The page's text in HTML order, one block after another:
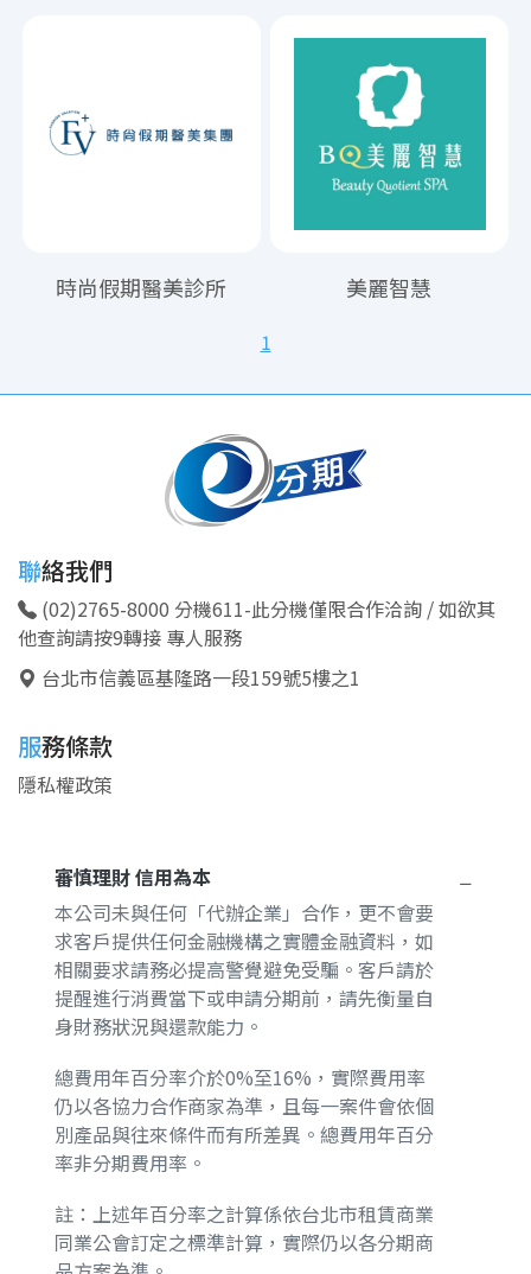
時尚假期醫美診所 美麗智慧
1
聯絡我們
(02)2765-8000 分機611-此分機僅限合作洽詢 / 如欲其
他查詢請按9轉接 專人服務
台北市信義區基隆路一段159號5樓之1
服務條款
隱私權政策
審慎理財 信用為本
本公司未與任何「代辦企業」合作，更不會要
求客戶提供任何金融機構之實體金融資料，如
相關要求請務必提高警覺避免受騙。客戶請於
提醒進行消費當下或申請分期前，請先衡量自
身財務狀況與還款能力。
總費用年百分率介於0%至16%，實際費用率
仍以各協力合作商家為準，且每一案件會依個
別產品與往來條件而有所差異。總費用年百分
率非分期費用率。
註：上述年百分率之計算係依台北市租賃商業
同業公會訂定之標準計算，實際仍以各分期商